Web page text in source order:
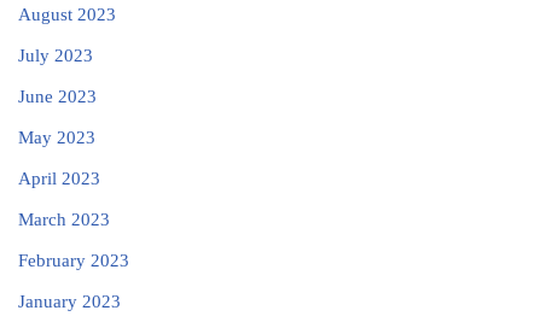
August 2023
July 2023
June 2023
May 2023
April 2023
March 2023
February 2023
January 2023